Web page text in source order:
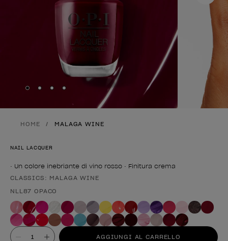
Skip to slide
Skip to slide
Skip to slide 3
Skip to slide
HOME MALAGA WINE
NAIL LACQUER
• Un colore inebriante di vino rosso • Finitura crema
Forma del prodotto
CLASSICS: MALAGA WINE
NLL87 OPACO
Valore AGGIUNGI AL CARRELLO